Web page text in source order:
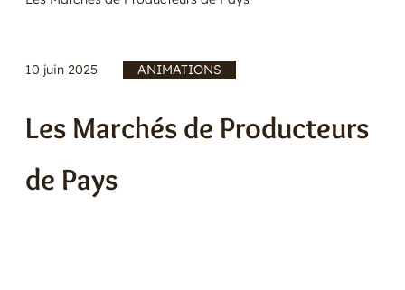
10 juin 2025 ANIMATIONS
Les Marchés de Producteurs
de Pays